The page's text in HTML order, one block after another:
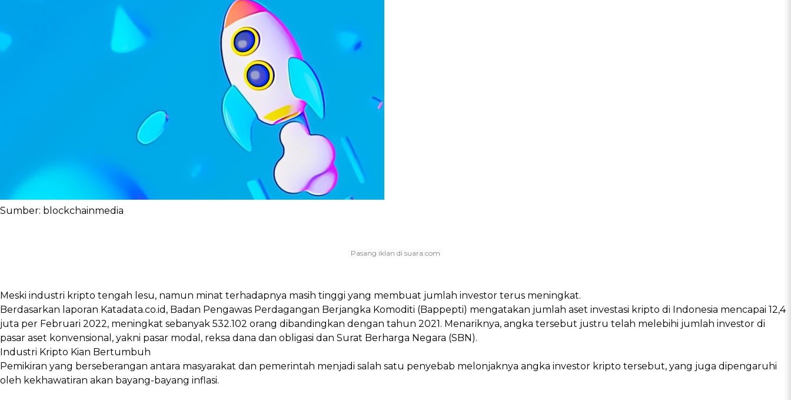
Sumber: blockchainmedia
Meski industri kripto tengah lesu, namun minat terhadapnya masih tinggi yang membuat jumlah investor terus meningkat.
Berdasarkan laporan Katadata.co.id, Badan Pengawas Perdagangan Berjangka Komoditi (Bappepti) mengatakan jumlah aset investasi kripto di Indonesia mencapai 12,4
juta per Februari 2022, meningkat sebanyak 532.102 orang dibandingkan dengan tahun 2021. Menariknya, angka tersebut justru telah melebihi jumlah investor di
pasar aset konvensional, yakni pasar modal, reksa dana dan obligasi dan Surat Berharga Negara (SBN).
Industri Kripto Kian Bertumbuh
Pemikiran yang berseberangan antara masyarakat dan pemerintah menjadi salah satu penyebab melonjaknya angka investor kripto tersebut, yang juga dipengaruhi
oleh kekhawatiran akan bayang-bayang inflasi.